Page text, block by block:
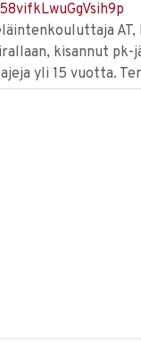
AT,
kisannut
yli 15 vuotta.